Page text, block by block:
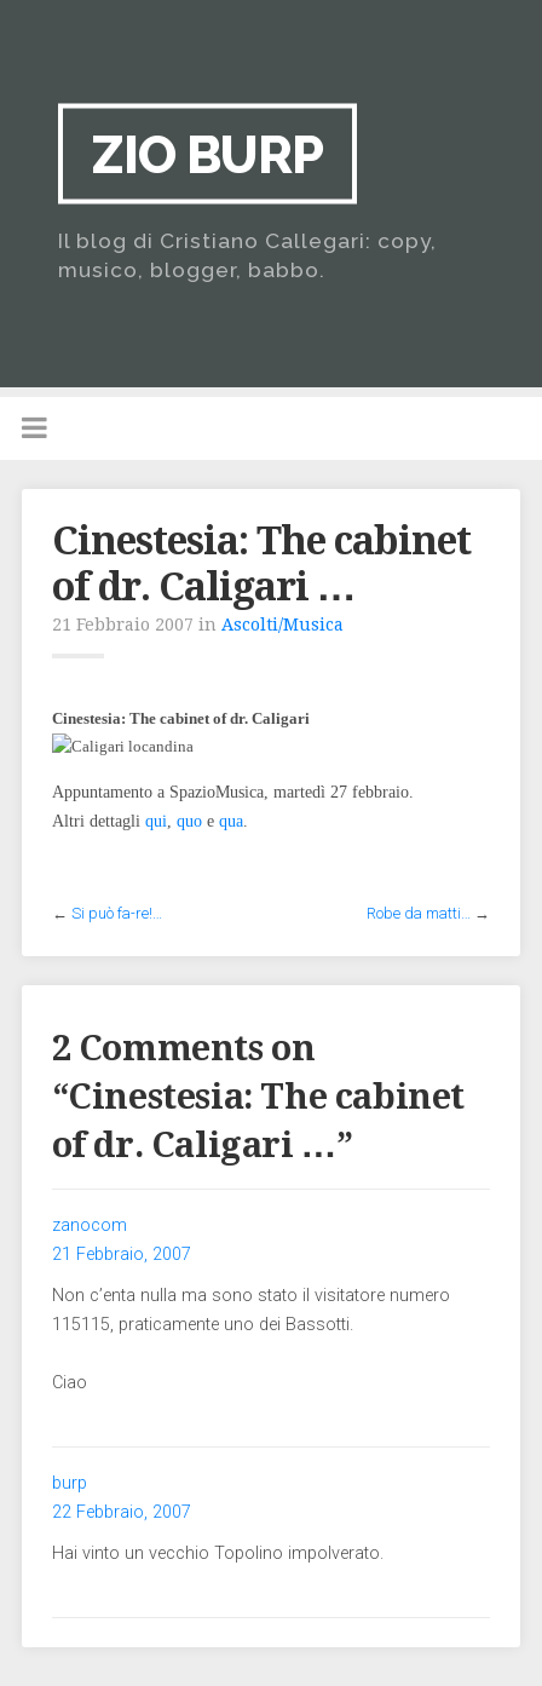
ZIO BURP
Il blog di Cristiano Callegari: copy,
musico, blogger, babbo.
Cinestesia: The cabinet
of dr. Caligari …
21 Febbraio 2007 in Ascolti/Musica
Cinestesia: The cabinet of dr. Caligari
Appuntamento a SpazioMusica, martedì 27 febbraio.
Altri dettagli qui quoe qua.
← Si può fa-re!… Robe da matti… →
2 Comments on
“Cinestesia: The cabinet
of dr. Caligari …”
zanocom
21 Febbraio, 2007
Non c’enta nulla ma sono stato il visitatore numero
115115, praticamente uno dei Bassotti.
Ciao
burp
22 Febbraio, 2007
Hai vinto un vecchio Topolino impolverato.